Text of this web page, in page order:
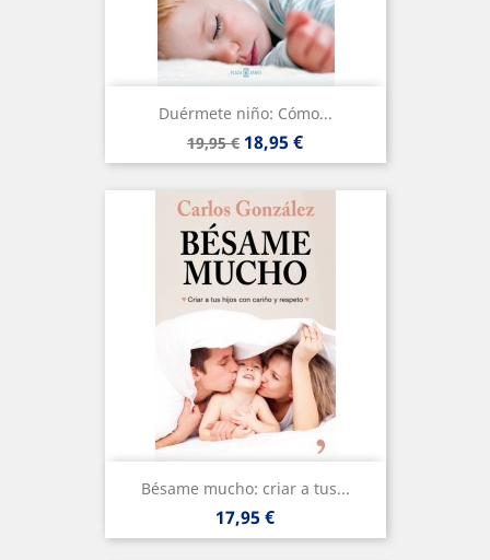
Duérmete niño: Cómo...
Precio
base
19,95 € Precio
18,95 €
Bésame mucho: criar a tus...
Precio
17,95 €